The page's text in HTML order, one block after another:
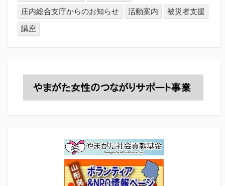
庄内総合支庁からのお知らせ
活動案内
被災者支援
講座